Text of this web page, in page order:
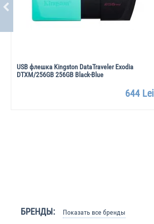
USB флешка Kingston DataTraveler Exodia
DTXM/256GB 256GB Black-Blue
644 Lei
БРЕНДЫ: Показать все бренды